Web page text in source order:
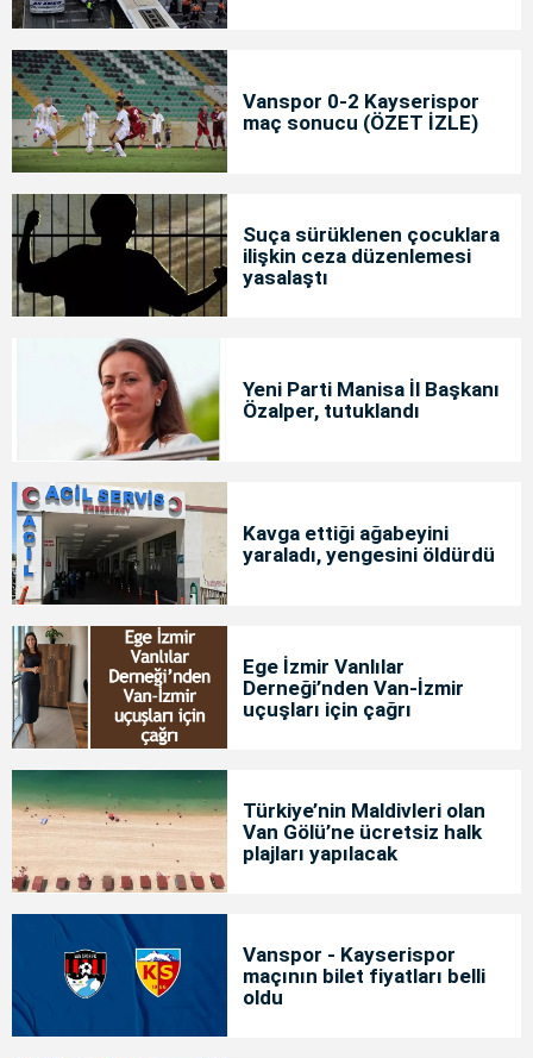
Vanspor 0-2 Kayserispor
maç sonucu (ÖZET İZLE)
Suça sürüklenen çocuklara
ilişkin ceza düzenlemesi
yasalaştı
Yeni Parti Manisa İl Başkanı
Özalper, tutuklandı
Kavga ettiği ağabeyini
yaraladı, yengesini öldürdü
Ege İzmir Vanlılar
Derneği’nden Van-İzmir
uçuşları için çağrı
Türkiye’nin Maldivleri olan
Van Gölü’ne ücretsiz halk
plajları yapılacak
Vanspor - Kayserispor
maçının bilet fiyatları belli
oldu